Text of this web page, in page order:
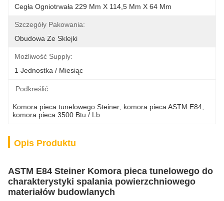
Cegła Ogniotrwała 229 Mm X 114,5 Mm X 64 Mm
Szczegóły Pakowania:
Obudowa Ze Sklejki
Możliwość Supply:
1 Jednostka / Miesiąc
Podkreślić:
Komora pieca tunelowego Steiner komora pieca ASTM E84
komora pieca 3500 Btu / Lb
Opis Produktu
ASTM E84 Steiner Komora pieca tunelowego do
charakterystyki spalania powierzchniowego
materiałów budowlanych